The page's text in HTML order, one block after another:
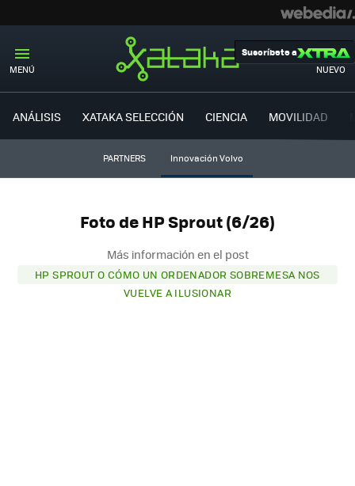
MENÚ NUEVO
Suscríbete a
ANÁLISIS XATAKA SELECCIÓN CIENCIA MOVILIDAD
PARTNERS Innovación Volvo
Foto de HP Sprout (6/26)
Más información en el post
HP SPROUT O CÓMO UN ORDENADOR SOBREMESA NOS
VUELVE A ILUSIONAR